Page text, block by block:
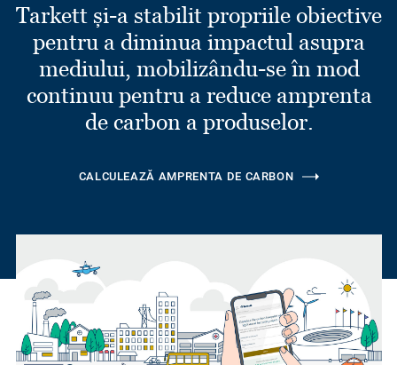
Tarkett și-a stabilit propriile obiective
pentru a diminua impactul asupra
mediului, mobilizându-se în mod
continuu pentru a reduce amprenta
de carbon a produselor.
CALCULEAZĂ AMPRENTA DE CARBON